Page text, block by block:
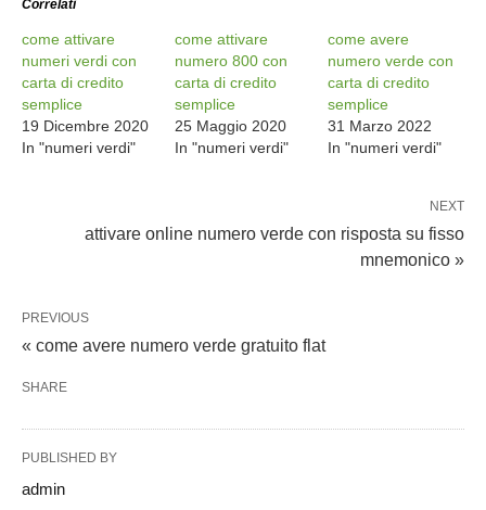
Correlati
come attivare
numeri verdi con
carta di credito
semplice
19 Dicembre 2020
In "numeri verdi"
come attivare
numero 800 con
carta di credito
semplice
25 Maggio 2020
In "numeri verdi"
come avere
numero verde con
carta di credito
semplice
31 Marzo 2022
In "numeri verdi"
NEXT
attivare online numero verde con risposta su fisso
mnemonico »
PREVIOUS
« come avere numero verde gratuito flat
SHARE
PUBLISHED BY
admin